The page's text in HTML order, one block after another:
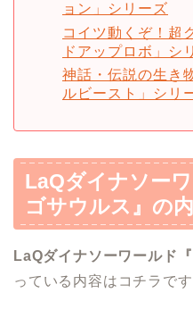
ョン」シリーズ
コイツ動くぞ！超
ドアップロボ」シ
神話・伝説の生き
ルビースト」シリ
LaQダイナソー
ゴサウルス』 の
LaQダイナソーワールド
っている内容はコチラです